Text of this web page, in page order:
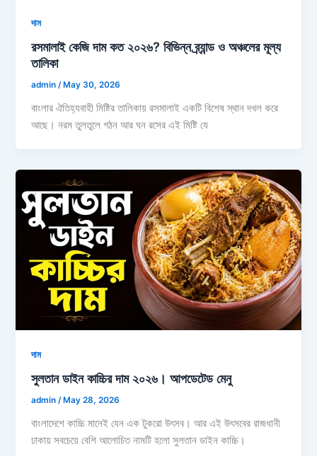
দাম
রসমালাই কেজি দাম কত ২০২৬? বিভিন্ন ব্র্যান্ড ও অঞ্চলের মূল্য
তালিকা
admin/ May 30, 2026
বাংলার ঐতিহ্যবাহী মিষ্টির তালিকায় রসমালাই একটি বিশেষ স্থান দখল করে
আছে। নরম তুলতুলে গঠন আর ঘন রসের এই মিষ্টি যে
দাম
সুলতান ডাইন কাচ্চির দাম ২০২৬। আপডেটেড মেনু
admin/ May 28, 2026
বাংলাদেশে কাচ্চি মানেই যেন এক টুকরো উৎসব। আর এই উৎসবের রাজধানী
ঢাকায় সবচেয়ে বেশি আলোচিত নামটি হলো সুলতান ডাইন কাচ্চি।